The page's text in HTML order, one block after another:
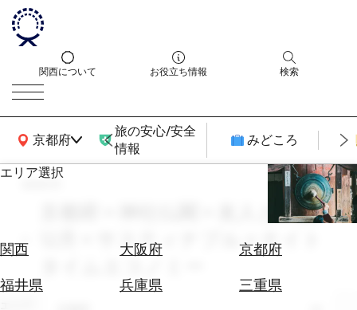
関西について お役立ち情報 検索
京都府
関西広域MAP
旅の安心/安全
情報
みどころ
エリア選択
関西 大阪府
京都府
福井県
兵庫県
三重県
エ
券
search
京都府 × 神社仏閣 × 友人との旅 ×
12月 × サスティナブル × ナイト